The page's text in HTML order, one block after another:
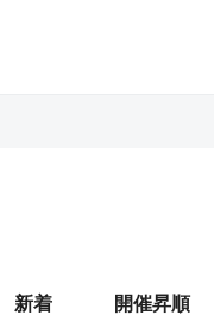
新着 開催昇順